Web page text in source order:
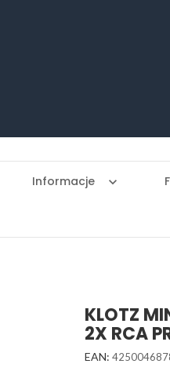
Informacje keyboard_arrow_down
KLOTZ
2X RCA
EAN: